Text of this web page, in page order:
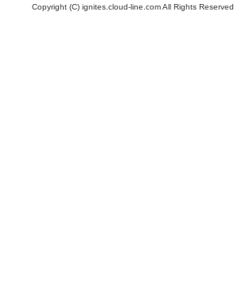
Copyright (C) ignites.cloud-line.com All Rights Reserved.